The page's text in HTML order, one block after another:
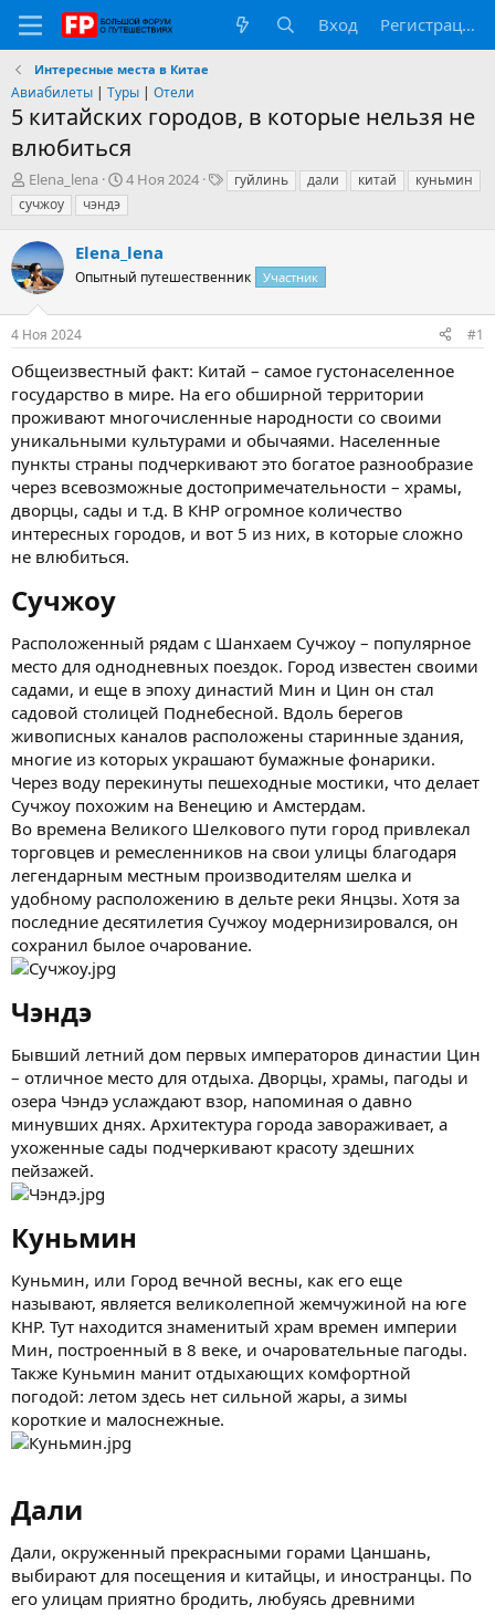
Вход Регистрация
Интересные места в Китае
Авиабилеты | Туры | Отели
5 китайских городов, в которые нельзя не
влюбиться
А
в
т
о
р
т
е
м
ы
Elena_lena
Д
а
т
н
а
а
4 Ноя 2024
Тгуйлинь дали китай
куньмин
сучжоу
чэндэ
Elena_lena
Опытный путешественник Участник
4 Ноя 2024 #1
Общеизвестный факт: Китай – самое густонаселенное
государство в мире. На его обширной территории
проживают многочисленные народности со своими
уникальными культурами и обычаями. Населенные
пункты страны подчеркивают это богатое разнообразие
через всевозможные достопримечательности – храмы,
дворцы, сады и т.д. В КНР огромное количество
интересных городов, и вот 5 из них, в которые сложно
не влюбиться.
Сучжоу​
Расположенный рядам с Шанхаем Сучжоу – популярное
место для однодневных поездок. Город известен своими
садами, и еще в эпоху династий Мин и Цин он стал
садовой столицей Поднебесной. Вдоль берегов
живописных каналов расположены старинные здания,
многие из которых украшают бумажные фонарики.
Через воду перекинуты пешеходные мостики, что делает
Сучжоу похожим на Венецию и Амстердам.
Во времена Великого Шелкового пути город привлекал
торговцев и ремесленников на свои улицы благодаря
легендарным местным производителям шелка и
удобному расположению в дельте реки Янцзы. Хотя за
последние десятилетия Сучжоу модернизировался, он
сохранил былое очарование.
Чэндэ​
Бывший летний дом первых императоров династии Цин
– отличное место для отдыха. Дворцы, храмы, пагоды и
озера Чэндэ услаждают взор, напоминая о давно
минувших днях. Архитектура города завораживает, а
ухоженные сады подчеркивают красоту здешних
пейзажей.
Куньмин​
Куньмин, или Город вечной весны, как его еще
называют, является великолепной жемчужиной на юге
КНР. Тут находится знаменитый храм времен империи
Мин, построенный в 8 веке, и очаровательные пагоды.
Также Куньмин манит отдыхающих комфортной
погодой: летом здесь нет сильной жары, а зимы
короткие и малоснежные.
Дали​
Дали, окруженный прекрасными горами Цаншань,
выбирают для посещения и китайцы, и иностранцы. По
его улицам приятно бродить, любуясь древними